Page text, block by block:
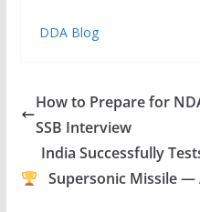
DDA Blog
How to Prepare for
SSB Interview
India Successfully
Supersonic Missile —